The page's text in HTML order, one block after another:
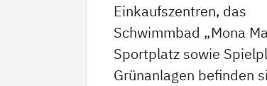
Einkaufszentren, das
Schwimmbad „Mona
Sportplatz sowie
Grünanlagen befinden